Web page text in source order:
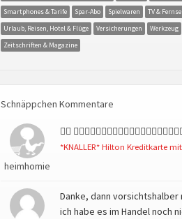
Smartphones & Tarife
Spar-Abo Spielwaren
TV &
Urlaub, Reisen, Hotel & Flüge
Versicherungen
Werkzeug
Zeitschriften & Magazine
Schnäppchen Kommentare
heimhomie
👍🏻
*KNALLER* Hilton Kreditkarte
Danke, dann vorsichtshalber
ich habe es im Handel noch